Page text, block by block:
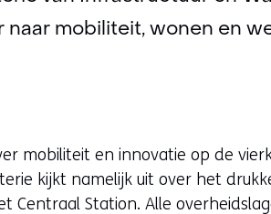
mobiliteit, wonen en
mobiliteit en innovatie op de
kijkt namelijk uit over het
Centraal Station. Alle